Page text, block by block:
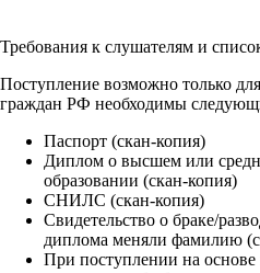
Требования к слушателям и
Поступление возможно только
граждан РФ необходимы
Паспорт (скан-копия)
Диплом о высшем или
образовании (скан-копия)
СНИЛС (скан-копия)
Свидетельство о браке/
диплома меняли фамилию
При поступлении на основе